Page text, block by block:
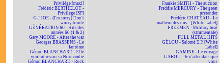
Privilège [maxi]
Frédéric BERTHELOT -
Privilège [SP]
G-I JOE - (I'm sorry) Don't
worry tonite
GÉNÉRATION 60 - Hits des
années 60 (1 & 2)
Gary MOORE - After the war
Georges BRASSENS - Le
fantôme
Gérard BLANCHARD - Elle
voulait revoir sa Normandie
Gérard BLANCHARD - Rock
Frankie SMITH - The auction
Freddie MERCURY - The great
pretender
Frédéric CHATEAU - Le
malheur des uns... [White Label]
FREEMEN - Military beat
(strumentale)
FULL METAL HITS
GÉLOU - Salomé E.P. [White
Label]
GAMINE - Le voyage
GAROU - Je n'attendais que
vous